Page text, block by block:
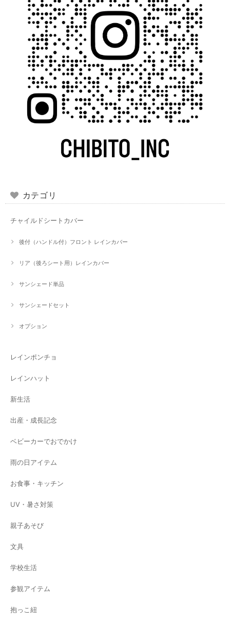
カテゴリ
チャイルドシートカバー
後付（ハンドル付）フロント レインカバー
リア（後ろシート用）レインカバー
サンシェード単品
サンシェードセット
オプション
レインポンチョ
レインハット
新生活
出産・成長記念
ベビーカーでおでかけ
雨の日アイテム
お食事・キッチン
UV・暑さ対策
親子あそび
文具
学校生活
参観アイテム
抱っこ紐